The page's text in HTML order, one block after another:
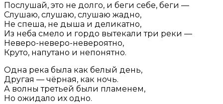
Послушай, это не долго, и беги себе, беги —
Слушаю, слушаю, слушаю жадно,
Не спеша, не дыша и деликатно,
Из неба смело и гордо вытекали три реки —
Неверо-неверо-невероятно,
Круто, напутано и непонятно.
Одна река была как белый день,
Другая — чёрная, как ночь.
А волны третьей были пламенем,
Но ожидало их одно.